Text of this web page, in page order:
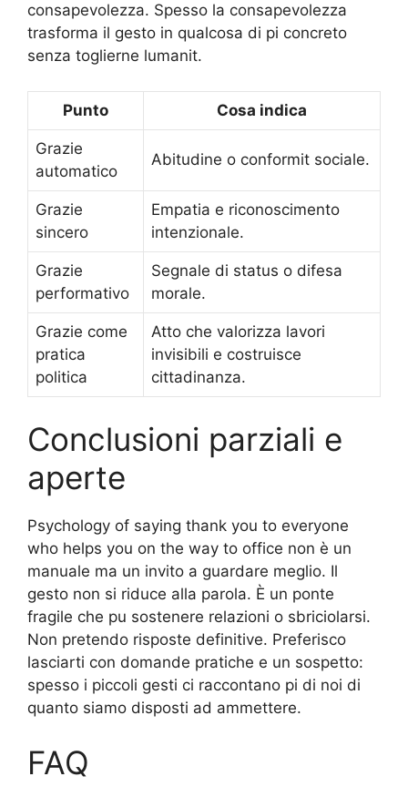
consapevolezza. Spesso la consapevolezza
trasforma il gesto in qualcosa di pi concreto
senza toglierne lumanit.
Punto Cosa indica
Grazie
automatico
Abitudine o conformit sociale.
Grazie
sincero
Empatia e riconoscimento
intenzionale.
Grazie
performativo
Segnale di status o difesa
morale.
Grazie come
pratica
politica
Atto che valorizza lavori
invisibili e costruisce
cittadinanza.
Conclusioni parziali e
aperte
Psychology of saying thank you to everyone
who helps you on the way to office non è un
manuale ma un invito a guardare meglio. Il
gesto non si riduce alla parola. È un ponte
fragile che pu sostenere relazioni o sbriciolarsi.
Non pretendo risposte definitive. Preferisco
lasciarti con domande pratiche e un sospetto:
spesso i piccoli gesti ci raccontano pi di noi di
quanto siamo disposti ad ammettere.
FAQ